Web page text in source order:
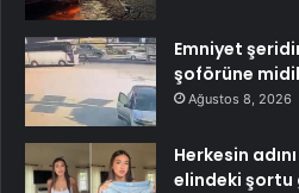
Emniyet
şoförüne
Ağustos 8, 2026
Herkesin
elindeki şortu